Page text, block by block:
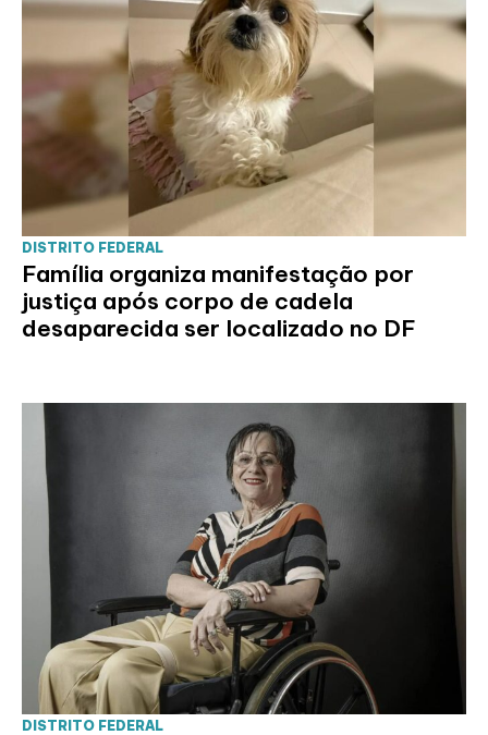
DISTRITO FEDERAL
Família organiza manifestação por
justiça após corpo de cadela
desaparecida ser localizado no DF
DISTRITO FEDERAL